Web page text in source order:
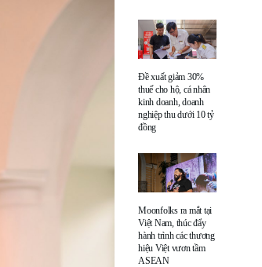
Đề xuất giảm 30%
thuế cho hộ, cá nhân
kinh doanh, doanh
nghiệp thu dưới 10 tỷ
đồng
Moonfolks ra mắt tại
Việt Nam, thúc đẩy
hành trình các thương
hiệu Việt vươn tầm
ASEAN